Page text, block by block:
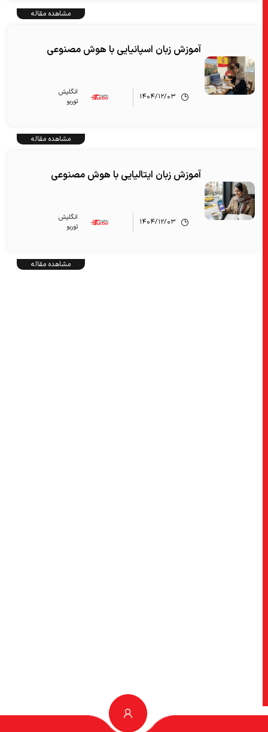
مشاهده مقاله
آموزش زبان اسپانیایی با هوش مصنوعی
۱۴۰۴/۱۲/۰۳
انگلیش‌
توربو
مشاهده مقاله
آموزش زبان ایتالیایی با هوش مصنوعی
۱۴۰۴/۱۲/۰۳
انگلیش‌
توربو
مشاهده مقاله